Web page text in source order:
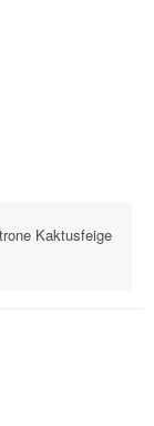
Kaktusfeige